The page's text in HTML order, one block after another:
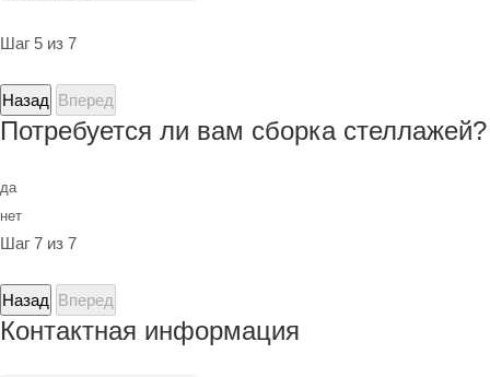
Шаг 5 из 7
Назад Вперед
Потребуется ли вам сборка стеллажей?
да
нет
Шаг 7 из 7
Назад Вперед
Контактная информация